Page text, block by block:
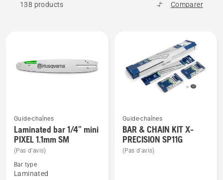
138 products Comparer
produits
Voir
plus
de
détails
sur
Guide-chaînes
Laminated bar 1/4” mini
PIXEL 1.1mm SM
(Pas d'avis)
Bar type
Laminated
Voir
plus
de
Guide-chaînes
BAR & CHAIN KIT X-
PRECISION SP11G
(Pas d'avis)